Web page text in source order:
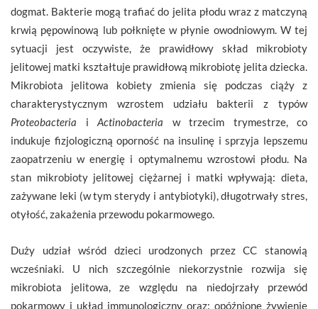
dogmat. Bakterie mogą trafiać do jelita płodu wraz z matczyną
krwią pępowinową lub połknięte w płynie owodniowym. W tej
sytuacji jest oczywiste, że prawidłowy skład mikrobioty
jelitowej matki kształtuje prawidłową mikrobiotę jelita dziecka.
Mikrobiota jelitowa kobiety zmienia się podczas ciąży z
charakterystycznym wzrostem udziału bakterii z typów
Proteobacteria i Actinobacteria w trzecim trymestrze, co
indukuje fizjologiczną oporność na insulinę i sprzyja lepszemu
zaopatrzeniu w energię i optymalnemu wzrostowi płodu. Na
stan mikrobioty jelitowej ciężarnej i matki wpływają: dieta,
zażywane leki (w tym sterydy i antybiotyki), długotrwały stres,
otyłość, zakażenia przewodu pokarmowego.
Duży udział wśród dzieci urodzonych przez CC stanowią
wcześniaki. U nich szczególnie niekorzystnie rozwija się
mikrobiota jelitowa, ze względu na niedojrzały przewód
pokarmowy i układ immunologiczny oraz: opóźnione żywienie